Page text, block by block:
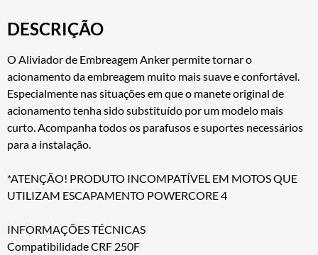
DESCRIÇÃO
O Aliviador de Embreagem Anker permite tornar o
acionamento da embreagem muito mais suave e confortável.
Especialmente nas situações em que o manete original de
acionamento tenha sido substituído por um modelo mais
curto. Acompanha todos os parafusos e suportes necessários
para a instalação.
*ATENÇÃO! PRODUTO INCOMPATÍVEL EM MOTOS QUE
UTILIZAM ESCAPAMENTO POWERCORE 4
INFORMAÇÕES TÉCNICAS
Compatibilidade CRF 250F